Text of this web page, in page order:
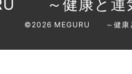
～健康と運
©2026 MEGURU ～健康